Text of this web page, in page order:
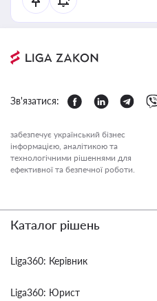
Зв'язатися:
забезпечує український бізнес
інформацією, аналітикою та
технологічними рішеннями для
ефективної та безпечної роботи.
Каталог рішень
Liga360: Керівник
Liga360: Юрист